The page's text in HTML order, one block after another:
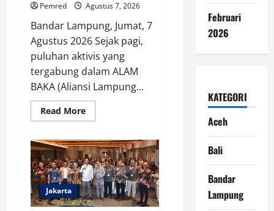
Pemred Agustus 7, 2026
Bandar Lampung, Jumat, 7
Agustus 2026 Sejak pagi,
puluhan aktivis yang
tergabung dalam ALAM
BAKA (Aliansi Lampung...
Read MoreRead
more
BAKA:
Bongkar
Dugaan
Permainan
Kotor
di
DJBC
Sumbagbar
Jakarta
Februari
2026
KATEGORI
Aceh
Bali
Bandar
Lampung